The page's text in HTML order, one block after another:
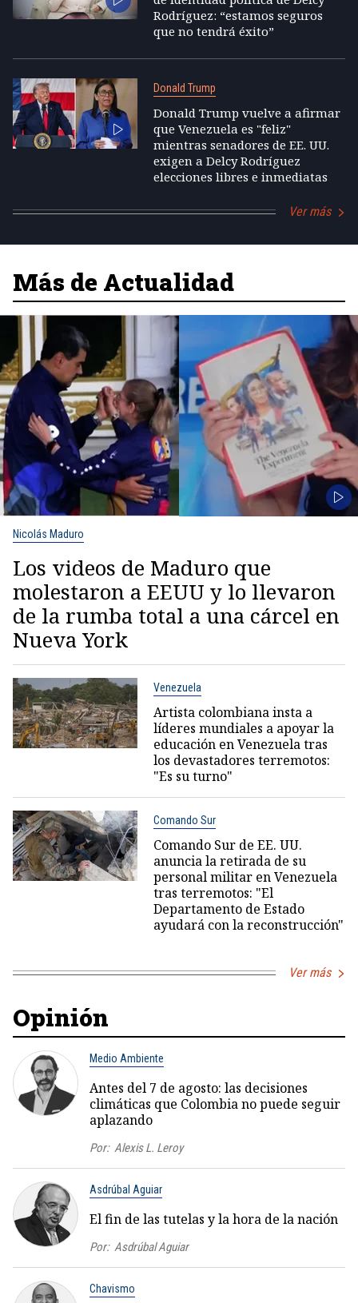
Rodríguez: “estamos seguros
que no tendrá éxito”
Donald Trump
Donald Trump vuelve a afirmar
que Venezuela es "feliz"
mientras senadores de EE. UU.
exigen a Delcy Rodríguez
elecciones libres e inmediatas
Ver más
Más de Actualidad
Nicolás Maduro
Los videos de Maduro que
molestaron a EEUU y lo llevaron
de la rumba total a una cárcel en
Nueva York
Venezuela
Artista colombiana insta a
líderes mundiales a apoyar la
educación en Venezuela tras
los devastadores terremotos:
"Es su turno"
Comando Sur
Comando Sur de EE. UU.
anuncia la retirada de su
personal militar en Venezuela
tras terremotos: "El
Departamento de Estado
ayudará con la reconstrucción"
Ver más
Opinión
Medio Ambiente
Antes del 7 de agosto: las decisiones
climáticas que Colombia no puede seguir
aplazando
Por: Alexis L. Leroy
Asdrúbal Aguiar
El fin de las tutelas y la hora de la nación
Por: Asdrúbal Aguiar
Chavismo